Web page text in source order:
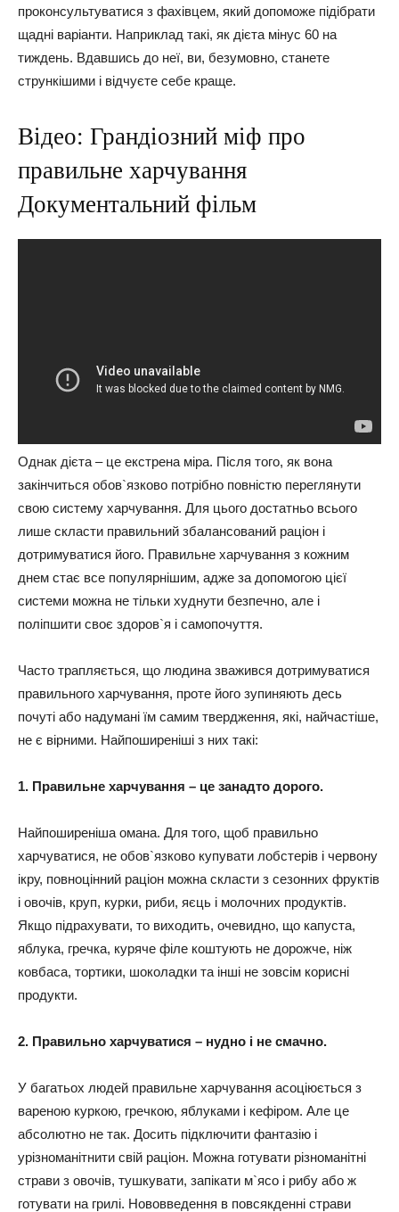
проконсультуватися з фахівцем, який допоможе підібрати
щадні варіанти. Наприклад такі, як дієта мінус 60 на
тиждень. Вдавшись до неї, ви, безумовно, станете
стрункішими і відчуєте себе краще.
Відео: Грандіозний міф про
правильне харчування
Документальний фільм
Однак дієта – це екстрена міра. Після того, як вона
закінчиться обов`язково потрібно повністю переглянути
свою систему харчування. Для цього достатньо всього
лише скласти правильний збалансований раціон і
дотримуватися його. Правильне харчування з кожним
днем стає все популярнішим, адже за допомогою цієї
системи можна не тільки худнути безпечно, але і
поліпшити своє здоров`я і самопочуття.
Часто трапляється, що людина зважився дотримуватися
правильного харчування, проте його зупиняють десь
почуті або надумані їм самим твердження, які, найчастіше,
не є вірними. Найпоширеніші з них такі:
1. Правильне харчування – це занадто дорого.
Найпоширеніша омана. Для того, щоб правильно
харчуватися, не обов`язково купувати лобстерів і червону
ікру, повноцінний раціон можна скласти з сезонних фруктів
і овочів, круп, курки, риби, яєць і молочних продуктів.
Якщо підрахувати, то виходить, очевидно, що капуста,
яблука, гречка, куряче філе коштують не дорожче, ніж
ковбаса, тортики, шоколадки та інші не зовсім корисні
продукти.
2. Правильно харчуватися – нудно і не смачно.
У багатьох людей правильне харчування асоціюється з
вареною куркою, гречкою, яблуками і кефіром. Але це
абсолютно не так. Досить підключити фантазію і
урізноманітнити свій раціон. Можна готувати різноманітні
страви з овочів, тушкувати, запікати м`ясо і рибу або ж
готувати на грилі. Нововведення в повсякденні страви